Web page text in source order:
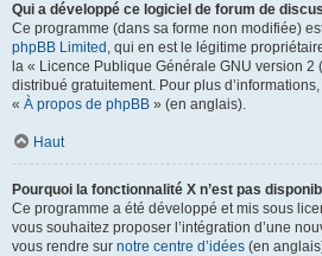
Qui a développé ce logiciel de forum de
Ce programme (dans sa forme non modifiée)
phpBB Limited , qui en est le légitime
la « Licence Publique Générale GNU version 2
distribué gratuitement. Pour plus
« À propos de phpBB » (en anglais).
Haut
Pourquoi la fonctionnalité X n’est pas
Ce programme a été développé et mis sous
vous souhaitez proposer l’intégration d’une
vous rendre sur notre centre d’idées (en